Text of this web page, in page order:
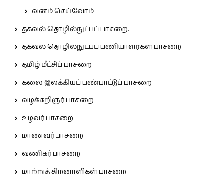
வனம் செய்வோம்
தகவல் தொழில்நுட்பப் பாசறை.
தகவல் தொழில்நுட்பப் பணியாளர்கள் பாசறை
தமிழ் மீட்சிப் பாசறை
கலை இலக்கியப் பண்பாட்டுப் பாசறை
வழக்கறிஞர் பாசறை
உழவர் பாசறை
மாணவர் பாசறை
வணிகர் பாசறை
மாற்றுத் திறனாளிகள் பாசறை